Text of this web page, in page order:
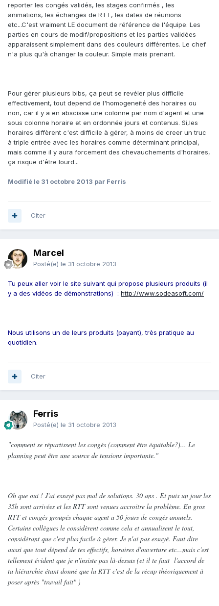
reporter les congés validés, les stages confirmés , les
animations, les échanges de RTT, les dates de réunions
etc...C'est vraiment LE document de référence de l'équipe. Les
parties en cours de modif/propositions et les parties validées
apparaissent simplement dans des couleurs différentes. Le chef
n'a plus qu'à changer la couleur. Simple mais prenant.
Pour gérer plusieurs bibs, ça peut se revéler plus difficile
effectivement, tout depend de l'homogeneité des horaires ou
non, car il y a en abscisse une colonne par nom d'agent et une
sous colonne horaire et en ordonnée jours et contenus. Si,les
horaires diffèrent c'est difficile à gérer, à moins de creer un truc
à triple entrée avec les horaires comme déterminant principal,
mais comme il y aura forcement des chevauchements d'horaires,
ça risque d'être lourd...
Modifié le 31 octobre 2013 par Ferris
Citer
Marcel
Posté(e) le 31 octobre 2013
Tu peux aller voir le site suivant qui propose plusieurs produits (il
y a des vidéos de démonstrations) : http://www.sodeasoft.com/
Nous utilisons un de leurs produits (payant), très pratique au
quotidien.
Citer
Ferris
Posté(e) le 31 octobre 2013
"comment se répartissent les congés (comment être équitable?)... Le
planning peut être une source de tensions importante."
Oh que oui ! J'ai essayé pas mal de solutions. 30 ans . Et puis un jour les
35h sont arrivées et les RTT sont venues accroitre la problème. En gros
RTT et congés groupés chaque agent a 50 jours de congés annuels.
Certains collègues le considèrent comme cela et annualisent le tout,
considérant que c'est plus facile à gérer. Je n'ai pas essayé. Faut dire
aussi que tout dépend de tes effectifs, horaires d'ouverture etc...mais c'est
tellement évident que je n'insiste pas là-dessus (et il te faut l'accord de
ta hiérarchie étant donné que la RTT c'est de la récup théoriquement à
poser après "travail fait" )